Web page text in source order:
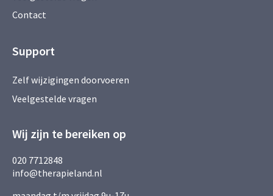
Contact
Support
Zelf wijzigingen doorvoeren
Veelgestelde vragen
Wij zijn te bereiken op
020 7712848
info@therapieland.nl